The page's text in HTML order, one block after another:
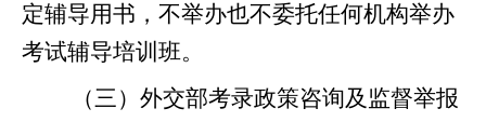
定辅导用书，不举办也不委托任何机构举办
考试辅导培训班。
（三）外交部考录政策咨询及监督举报